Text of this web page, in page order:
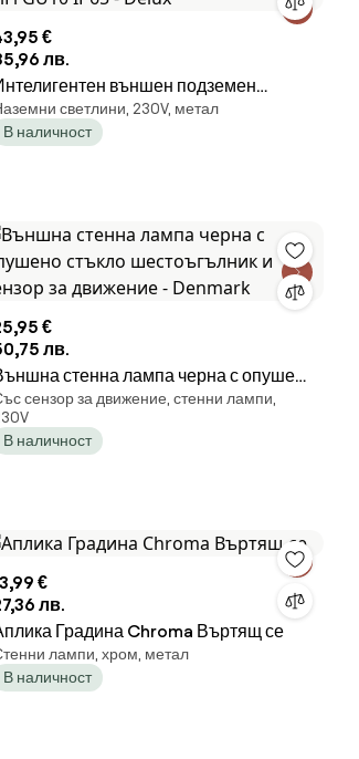
€
лв.
външен подземен
от неръждаема стомана с
GU10 IP65 - Delux
светлини, 230V, метал
В наличност
€
лв.
стенна лампа черна с опушено
шестоъгълник и сензор за
- Denmark
сензор за движение, стенни лампи,
В наличност
€
лв.
Градина Chroma Въртящ се
лампи, хром, метал
В наличност